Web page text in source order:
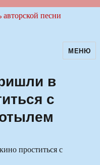
авторскойМЕНЮ
в
с